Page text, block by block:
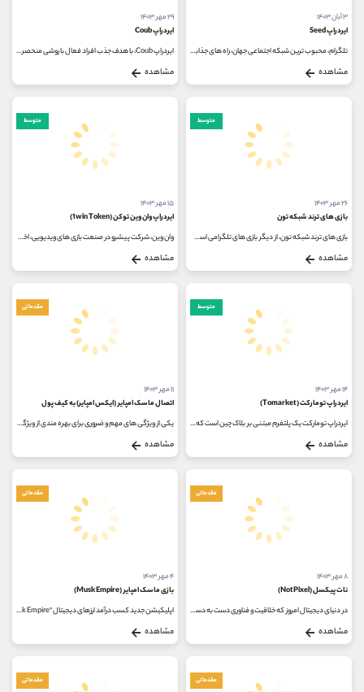
۳ آبان ۱۴۰۳
ایردراپ Seed
تلگرام، محبوب ترین شبکه اجتماعی جهان، راه های جذابی برای معرفی دنیای ارزهای دیجیتال به کاربران عادی دارد. بازی ها و ربات های...
مشاهده
۲۹ مهر ۱۴۰۳
ایردراپ Coub
ایردراپ Coub، با هدف جذب افراد فعال با روشی منحصر به فرد و خلاقانه، این روزها در دنیای ارزهای دیجیتال و بلاک چین توجه بسیاری...
مشاهده
متوسط
۲۶ مهر ۱۴۰۳
بازی ‌های ترند شبکه تون
بازی‌ های ترند شبکه تون، از دیگر بازی های تلگرامی است که این روزها مخاطبان بسیاری را به سمت خود جذب کرده است. یکی از دلایل...
مشاهده
متوسط
۱۵ مهر ۱۴۰۳
ایردراپ وان وین توکن (1win Token)
وان وین، شرکت پیشرو در صنعت بازی های ویدیویی، اخیراً از راه اندازی توکن ایردراپ خود به نام ایردراپ وان وین توکن خبر داد، محصولی...
مشاهده
متوسط
۱۴ مهر ۱۴۰۳
ایردراپ تومارکت (Tomarket)
ایردراپ تومارکت یک پلتفرم مبتنی بر بلاک‌ چین است که بر روی تلگرام فعالیت می‌کند و از طریق یک ربات تلگرامی به کاربران اجازه...
مشاهده
مقدماتی
۱۱ مهر ۱۴۰۳
اتصال ماسک امپایر (ایکس امپایر) به کیف پول
یکی از ویژگی های مهم و ضروری برای بهره مندی از ویژگی های خاص بازی ها، قابلیت اتصال بازی به کیف پول های دیجیتال است. در آپدیت...
مشاهده
مقدماتی
۸ مهر ۱۴۰۳
نات پیکسل (NotPixel)
در دنیای دیجیتال امروز که خلاقیت و فناوری دست به دست هم می دهند، نات پیکسل به عنوان یک ایده جذاب در دنیای بازی های تلگرام مطرح...
مشاهده
مقدماتی
۴ مهر ۱۴۰۳
بازی ماسک امپایر (Musk Empire)
اپلیکیشن جدید کسب درآمد ارزهای دیجیتال "Musk Empire" توسط طرفداران ایلان ماسک ساخته شده است و یک بازی تلگرامی است که در آن...
مشاهده
مقدماتی مقدماتی